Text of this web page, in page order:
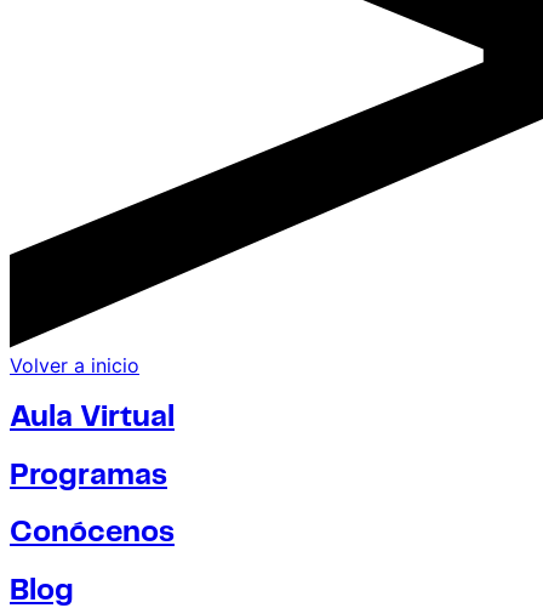
Volver a inicio
Aula Virtual
Programas
Conócenos
Blog